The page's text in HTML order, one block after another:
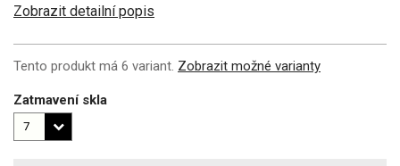
Zobrazit detailní popis
Tento produkt má 6 variant. Zobrazit možné varianty
Zatmavení skla